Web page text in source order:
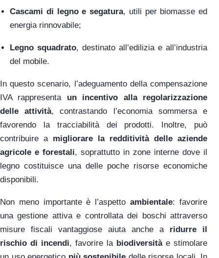
Cascami di legno e segatura, utili per biomasse ed
energia rinnovabile;
Legno squadrato, destinato all’edilizia e all’industria
del mobile.
In questo scenario, l’adeguamento della compensazione
IVA rappresenta un incentivo alla regolarizzazione
delle attività, contrastando l’economia sommersa e
favorendo la tracciabilità dei prodotti. Inoltre, può
contribuire a migliorare la redditività delle aziende
agricole e forestali, soprattutto in zone interne dove il
legno costituisce una delle poche risorse economiche
disponibili.
Non meno importante è l’aspettoambientale: favorire
una gestione attiva e controllata dei boschi attraverso
misure fiscali vantaggiose aiuta anche a ridurre il
rischio di incendi, favorire la biodiversitàe stimolare